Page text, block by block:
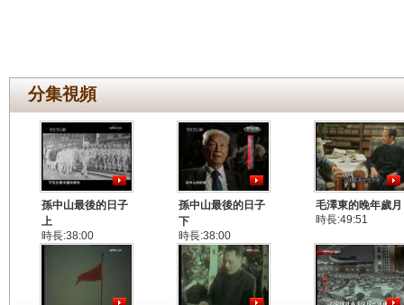
分集視頻
孫中山最後的日子
上
時長:38:00
孫中山最後的日子
下
時長:38:00
毛澤東的晚年歲月
時長:49:51